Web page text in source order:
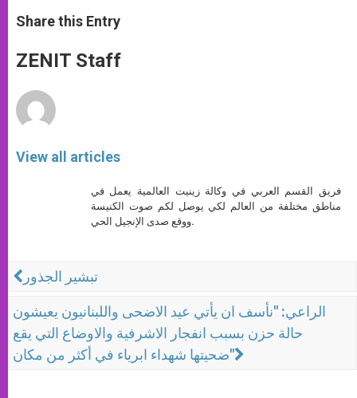
t
s
p
p
s
e
g
e
e
b
o
k
Share this Entry
ZENIT Staff
View all articles
فريق القسم العربي في وكالة زينيت العالمية يعمل في
مناطق مختلفة من العالم لكي يوصل لكم صوت الكنيسة
ووقع صدى الإنجيل الحي.
تبشير الجذور
الراعي: "نأسف ان يأتي عيد الاضحى واللبنانيون يعيشون
حالة حزن بسبب انفجار الاشرفية والاوضاع التي يقع
ضحيتها شهداء ابرياء في أكثر من مكان"